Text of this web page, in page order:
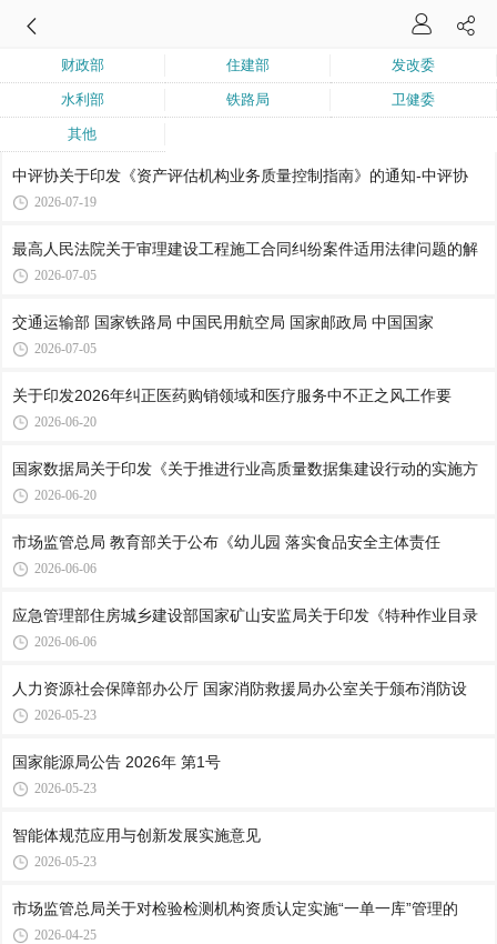
财政部 住建部 发改委
水利部 铁路局 卫健委
其他
中评协关于印发《资产评估机构业务质量控制指南》的通知-中评协
2026-07-19
最高人民法院关于审理建设工程施工合同纠纷案件适用法律问题的解
2026-07-05
交通运输部 国家铁路局 中国民用航空局 国家邮政局 中国国家
2026-07-05
关于印发2026年纠正医药购销领域和医疗服务中不正之风工作要
2026-06-20
国家数据局关于印发《关于推进行业高质量数据集建设行动的实施方
2026-06-20
市场监管总局 教育部关于公布《幼儿园 落实食品安全主体责任
2026-06-06
应急管理部住房城乡建设部国家矿山安监局关于印发《特种作业目录
2026-06-06
人力资源社会保障部办公厅 国家消防救援局办公室关于颁布消防设
2026-05-23
国家能源局公告 2026年 第1号
2026-05-23
智能体规范应用与创新发展实施意见
2026-05-23
市场监管总局关于对检验检测机构资质认定实施“一单一库”管理的
2026-04-25